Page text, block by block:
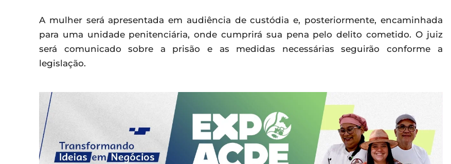
A mulher será apresentada em audiência de custódia e, posteriormente, encaminhada
para uma unidade penitenciária, onde cumprirá sua pena pelo delito cometido. O juiz
será comunicado sobre a prisão e as medidas necessárias seguirão conforme a
legislação.